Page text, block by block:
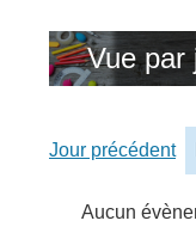
Vue par
Jour précédent
Aucun